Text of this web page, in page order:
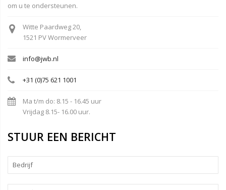
om u te ondersteunen.
Witte Paardweg 20,
1521 PV Wormerveer
info@jwb.nl
+31 (0)75 621 1001
Ma t/m do: 8.15 - 16.45 uur
Vrijdag 8.15- 16.00 uur.
STUUR EEN BERICHT